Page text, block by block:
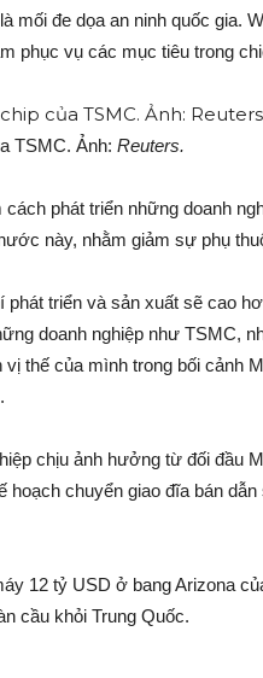
mối đe dọa an ninh quốc gia.
phục vụ các mục tiêu trong
TSMC. Ảnh: Reuters.
phát triển những doanh
này, nhằm giảm sự phụ
phát triển và sản xuất sẽ cao
doanh nghiệp như TSMC,
vị thế của mình trong bối
chịu ảnh hưởng từ đối đầu
chuyển giao đĩa bán
12 tỷ USD ở bang Arizona
cầu khỏi Trung Quốc.